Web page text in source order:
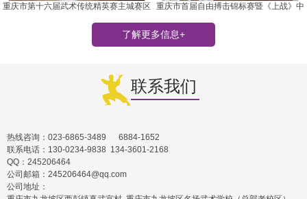
重庆市第十六届武术传统精英赛主城赛区
重庆市首届自由搏击锦标赛暨《上战》中
国武术技击对抗赛
了解更多信息+
联系我们
热线咨询：023-6865-3489 6884-1652
联系电话：130-0234-9838 134-3601-2168
QQ：245206464
公司邮箱：245206464@qq.com
公司地址：